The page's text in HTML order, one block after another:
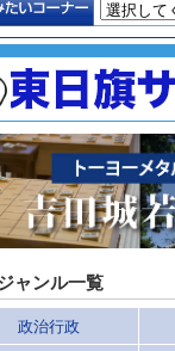
ャンル一覧
政治行政